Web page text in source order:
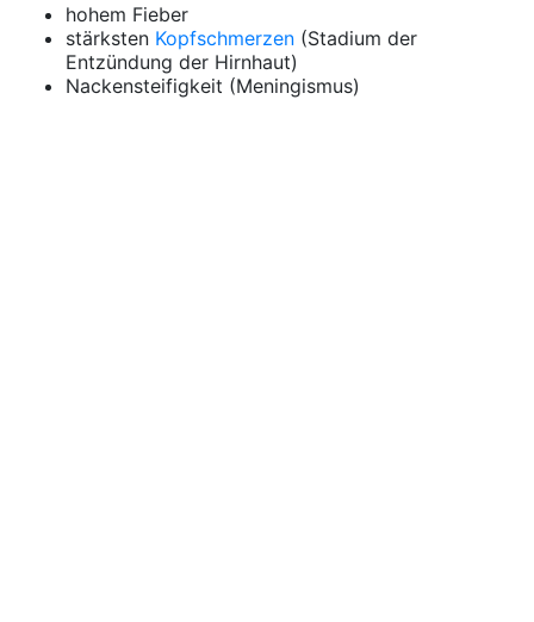
hohem Fieber
stärksten Kopfschmerzen (Stadium der
Entzündung der Hirnhaut)
Nackensteifigkeit (Meningismus)